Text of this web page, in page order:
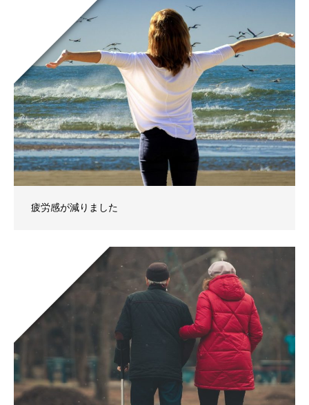
疲労感が減りました